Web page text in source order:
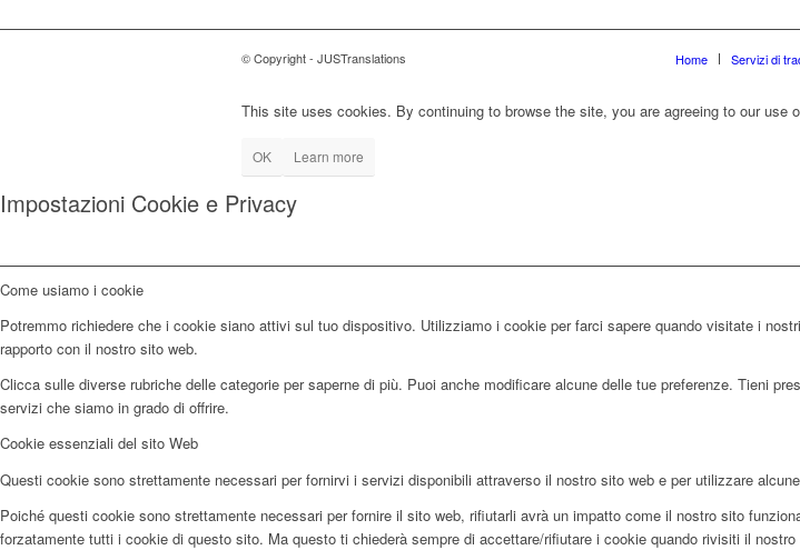
© Copyright - JUSTranslations Home Servizi di
This site uses cookies. By continuing to browse the site, you are agreeing to our use
OK Learn more
Impostazioni Cookie e Privacy
Come usiamo i cookie
Potremmo richiedere che i cookie siano attivi sul tuo dispositivo. Utilizziamo i cookie per farci sapere quando visitate i
rapporto con il nostro sito web.
Clicca sulle diverse rubriche delle categorie per saperne di più. Puoi anche modificare alcune delle tue preferenze. Tieni
servizi che siamo in grado di offrire.
Cookie essenziali del sito Web
Questi cookie sono strettamente necessari per fornirvi i servizi disponibili attraverso il nostro sito web e per utilizzare
Poiché questi cookie sono strettamente necessari per fornire il sito web, rifiutarli avrà un impatto come il nostro sito
forzatamente tutti i cookie di questo sito. Ma questo ti chiederà sempre di accettare/rifiutare i cookie quando rivisiti il nostro